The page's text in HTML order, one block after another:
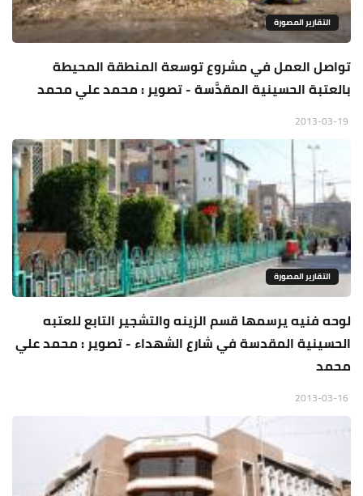
التقارير المصورة
تواصل العمل في مشروع توسعة المنطقة المحيطة
بالعتبة الحسينية المقدَّسة - تصوير : محمد علي محمد
التقارير المصورة
لوحه فنيه يرسمها قسم الزينه والتشجير التابع للعتبه
الحسينية المقدسة في شارع الشهداء - تصوير : محمد علي
محمد